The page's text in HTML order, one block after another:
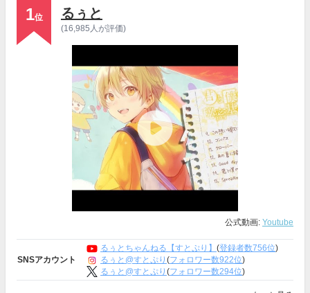
1位 るぅと
(16,985人が評価)
公式動画: Youtube
SNSアカウント
るぅとちゃんねる【すとぷり】 (登録者数756位)
るぅと@すとぷり (フォロワー数922位)
るぅと@すとぷり (フォロワー数294位)